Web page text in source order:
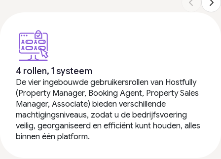
4 rollen, 1 systeem
De vier ingebouwde gebruikersrollen van Hostfully
(Property Manager, Booking Agent, Property Sales
Manager, Associate) bieden verschillende
machtigingsniveaus, zodat u de bedrijfsvoering
veilig, georganiseerd en efficiënt kunt houden, alles
binnen één platform.